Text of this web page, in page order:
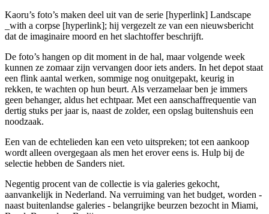
Kaoru’s foto’s maken deel uit van de serie [hyperlink] Landscape
_with a corpse [hyperlink]; hij vergezelt ze van een nieuwsbericht
dat de imaginaire moord en het slachtoffer beschrijft.
De foto’s hangen op dit moment in de hal, maar volgende week
kunnen ze zomaar zijn vervangen door iets anders. In het depot staat
een flink aantal werken, sommige nog onuitgepakt, keurig in
rekken, te wachten op hun beurt. Als verzamelaar ben je immers
geen behanger, aldus het echtpaar. Met een aanschaffrequentie van
dertig stuks per jaar is, naast de zolder, een opslag buitenshuis een
noodzaak.
Een van de echtelieden kan een veto uitspreken; tot een aankoop
wordt alleen overgegaan als men het erover eens is. Hulp bij de
selectie hebben de Sanders niet.
Negentig procent van de collectie is via galeries gekocht,
aanvankelijk in Nederland. Na verruiming van het budget, worden -
naast buitenlandse galeries - belangrijke beurzen bezocht in Miami,